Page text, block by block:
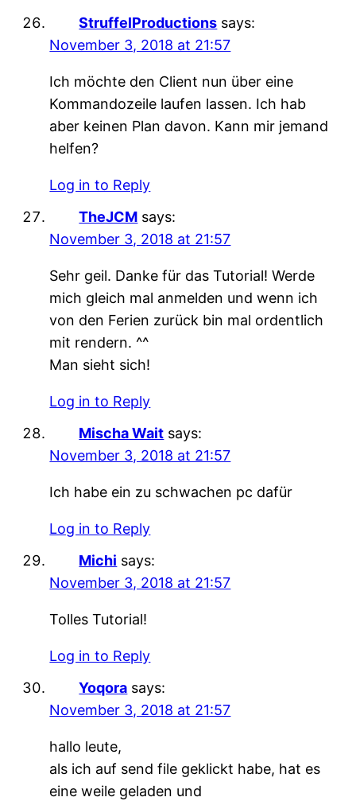
StruffelProductions says:
November 3, 2018 at 21:57
Ich möchte den Client nun über eine
Kommandozeile laufen lassen. Ich hab
aber keinen Plan davon. Kann mir jemand
helfen?
Log in to Reply
TheJCM says:
November 3, 2018 at 21:57
Sehr geil. Danke für das Tutorial! Werde
mich gleich mal anmelden und wenn ich
von den Ferien zurück bin mal ordentlich
mit rendern. ^^
Man sieht sich!
Log in to Reply
Mischa Wait says:
November 3, 2018 at 21:57
Ich habe ein zu schwachen pc dafür
Log in to Reply
Michi says:
November 3, 2018 at 21:57
Tolles Tutorial!
Log in to Reply
Yoqora says:
November 3, 2018 at 21:57
hallo leute,
als ich auf send file geklickt habe, hat es
eine weile geladen und